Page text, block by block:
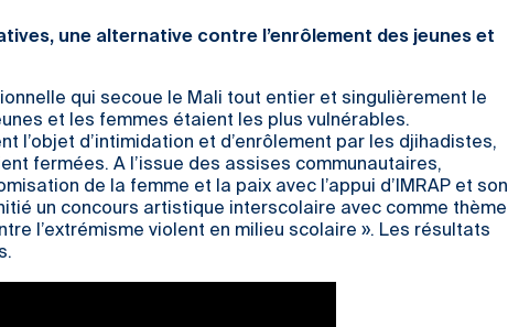
une alternative contre l’enrôlement des jeunes et
qui secoue le Mali tout entier et singulièrement le
et les femmes étaient les plus vulnérables.
l’objet d’intimidation et d’enrôlement par les djihadistes,
fermées. A l’issue des assises communautaires,
de la femme et la paix avec l’appui d’IMRAP et son
un concours artistique interscolaire avec comme thème
l’extrémisme violent en milieu scolaire ». Les résultats